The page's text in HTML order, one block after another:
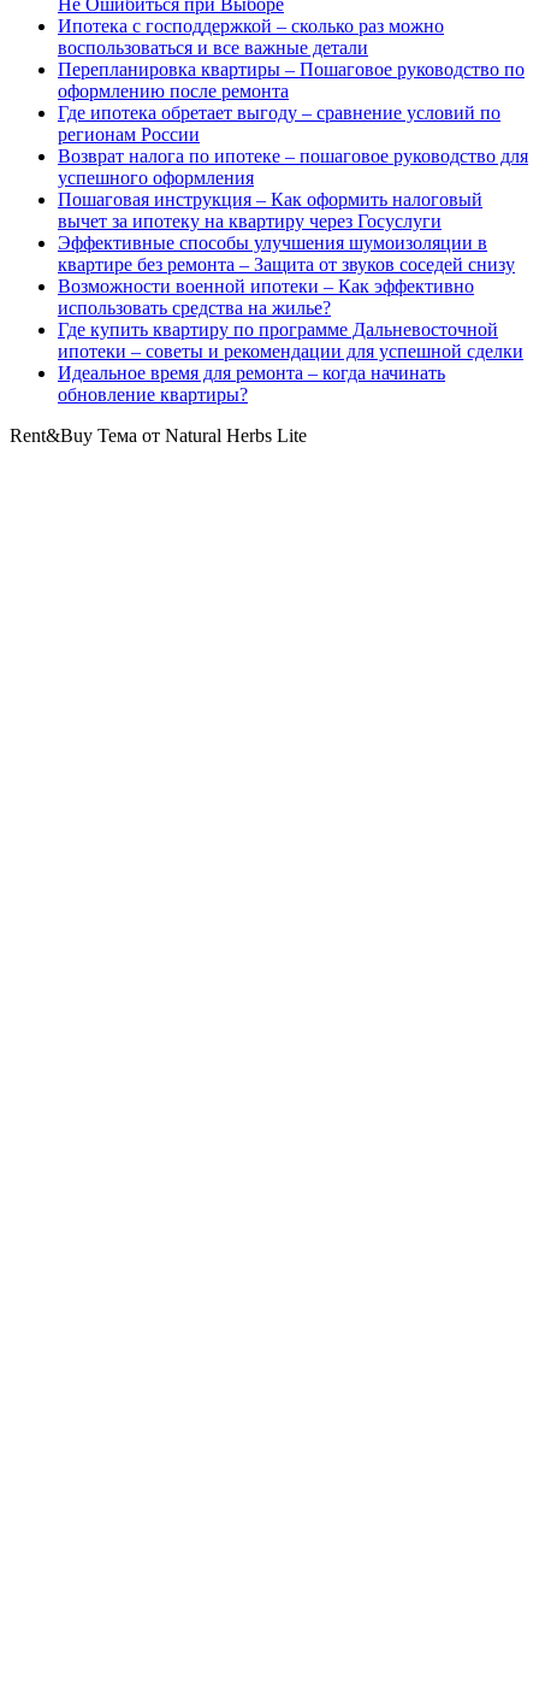
Не Ошибиться при Выборе
Ипотека с господдержкой – сколько раз можно
воспользоваться и все важные детали
Перепланировка квартиры – Пошаговое руководство по
оформлению после ремонта
Где ипотека обретает выгоду – сравнение условий по
регионам России
Возврат налога по ипотеке – пошаговое руководство для
успешного оформления
Пошаговая инструкция – Как оформить налоговый
вычет за ипотеку на квартиру через Госуслуги
Эффективные способы улучшения шумоизоляции в
квартире без ремонта – Защита от звуков соседей снизу
Возможности военной ипотеки – Как эффективно
использовать средства на жилье?
Где купить квартиру по программе Дальневосточной
ипотеки – советы и рекомендации для успешной сделки
Идеальное время для ремонта – когда начинать
обновление квартиры?
Rent&Buy Тема от Natural Herbs Lite